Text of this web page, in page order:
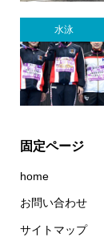
水泳
固定ページ
home
お問い合わせ
サイトマップ